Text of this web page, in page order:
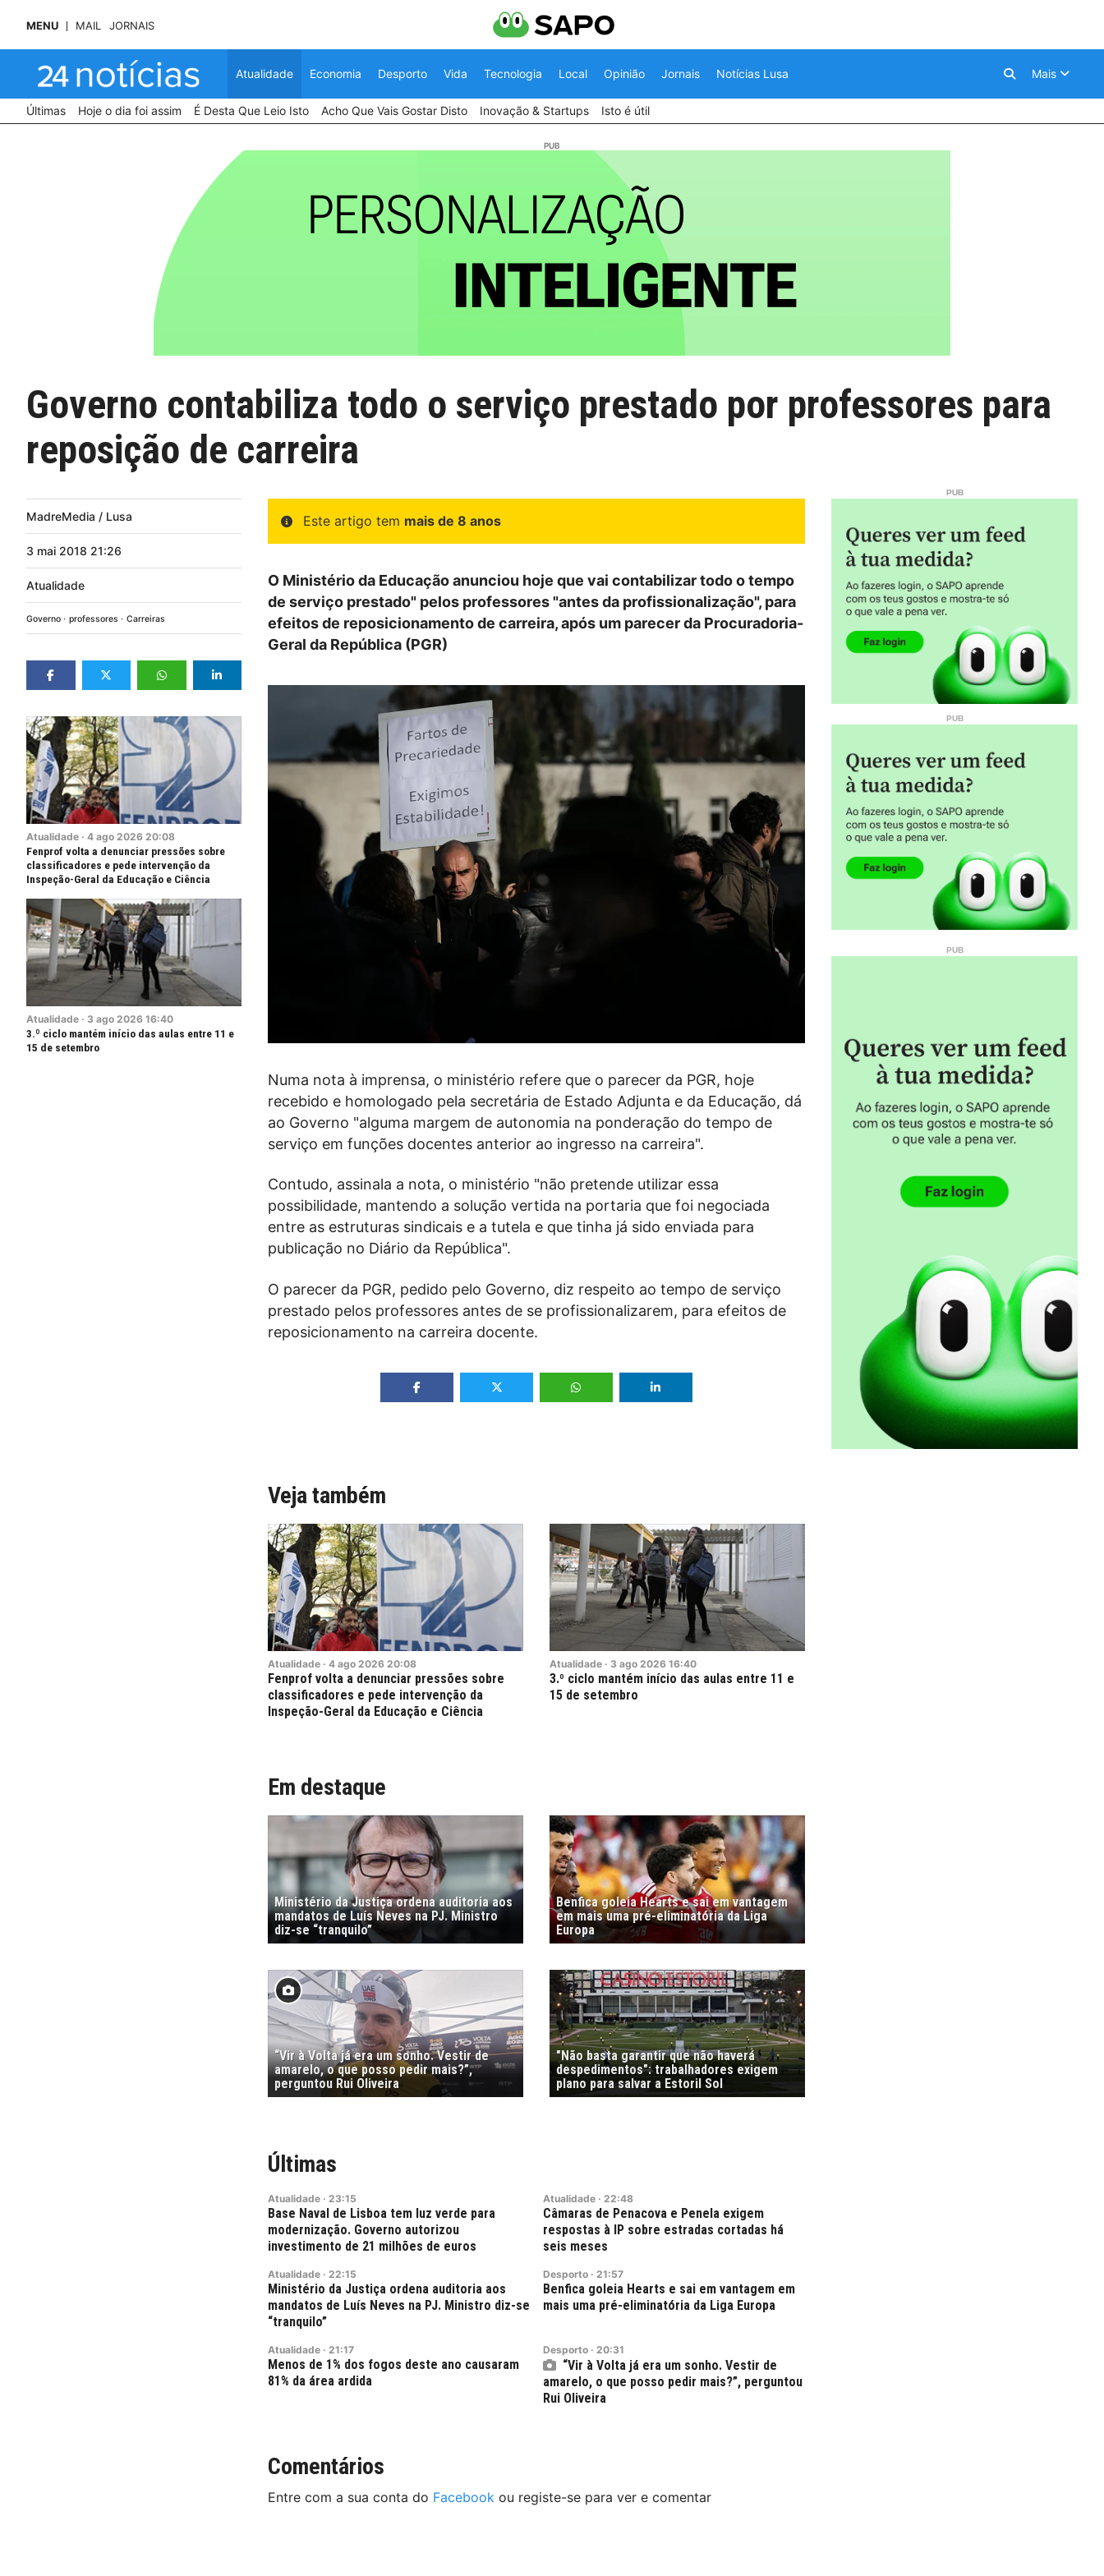
MENU MAIL JORNAIS
Atualidade Economia Desporto Vida Tecnologia Local Opinião Jornais Notícias Lusa Mais
Últimas Hoje o dia foi assim É Desta Que Leio Isto Acho Que Vais Gostar Disto Inovação & Startups Isto é útil
Governo contabiliza todo o serviço prestado por professores para
reposição de carreira
MadreMedia / Lusa
3 mai 2018 21:26
Atualidade
Governo professores Carreiras
Atualidade · 4 ago 2026 20:08
Fenprof volta a denunciar pressões sobre
classificadores e pede intervenção da
Inspeção-Geral da Educação e Ciência
Atualidade · 3 ago 2026 16:40
3.º ciclo mantém início das aulas entre 11 e
15 de setembro
Este artigo tem mais de 8 anos
O Ministério da Educação anunciou hoje que vai contabilizar todo o tempo
de serviço prestado" pelos professores "antes da profissionalização", para
efeitos de reposicionamento de carreira, após um parecer da Procuradoria-
Geral da República (PGR)
Numa nota à imprensa, o ministério refere que o parecer da PGR, hoje
recebido e homologado pela secretária de Estado Adjunta e da Educação, dá
ao Governo "alguma margem de autonomia na ponderação do tempo de
serviço em funções docentes anterior ao ingresso na carreira".
Contudo, assinala a nota, o ministério "não pretende utilizar essa
possibilidade, mantendo a solução vertida na portaria que foi negociada
entre as estruturas sindicais e a tutela e que tinha já sido enviada para
publicação no Diário da República".
O parecer da PGR, pedido pelo Governo, diz respeito ao tempo de serviço
prestado pelos professores antes de se profissionalizarem, para efeitos de
reposicionamento na carreira docente.
Veja também
Atualidade · 4 ago 2026 20:08
Fenprof volta a denunciar pressões sobre
classificadores e pede intervenção da
Inspeção-Geral da Educação e Ciência
Atualidade · 3 ago 2026 16:40
3.º ciclo mantém início das aulas entre 11 e
15 de setembro
Em destaque
Ministério da Justiça ordena auditoria aos
mandatos de Luís Neves na PJ. Ministro
diz-se “tranquilo”
Benfica goleia Hearts e sai em vantagem
em mais uma pré-eliminatória da Liga
Europa
“Vir à Volta já era um sonho. Vestir de
amarelo, o que posso pedir mais?”,
perguntou Rui Oliveira
"Não basta garantir que não haverá
despedimentos": trabalhadores exigem
plano para salvar a Estoril Sol
Últimas
Atualidade · 23:15
Base Naval de Lisboa tem luz verde para
modernização. Governo autorizou
investimento de 21 milhões de euros
Atualidade · 22:48
Câmaras de Penacova e Penela exigem
respostas à IP sobre estradas cortadas há
seis meses
Atualidade · 22:15
Ministério da Justiça ordena auditoria aos
mandatos de Luís Neves na PJ. Ministro diz-se
“tranquilo”
Desporto · 21:57
Benfica goleia Hearts e sai em vantagem em
mais uma pré-eliminatória da Liga Europa
Atualidade · 21:17
Menos de 1% dos fogos deste ano causaram
81% da área ardida
Desporto · 20:31
“Vir à Volta já era um sonho. Vestir de
amarelo, o que posso pedir mais?”, perguntou
Rui Oliveira
Comentários
Entre com a sua conta do Facebook ou registe-se para ver e comentar